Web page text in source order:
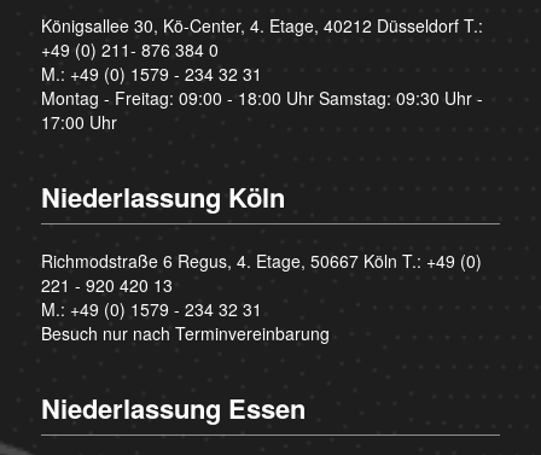
Königsallee 30, Kö-Center, 4. Etage, 40212 Düsseldorf T.:
+49 (0) 211- 876 384 0
M.: +49 (0) 1579 - 234 32 31
Montag - Freitag: 09:00 - 18:00 Uhr Samstag: 09:30 Uhr -
17:00 Uhr
Niederlassung Köln
Richmodstraße 6 Regus, 4. Etage, 50667 Köln T.: +49 (0)
221 - 920 420 13
M.: +49 (0) 1579 - 234 32 31
Besuch nur nach Terminvereinbarung
Niederlassung Essen